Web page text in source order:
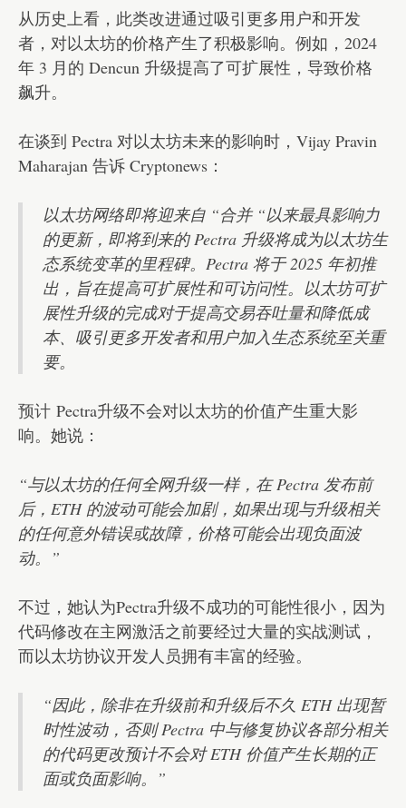
从历史上看，此类改进通过吸引更多用户和开发
者，对以太坊的价格产生了积极影响。例如，2024
年 3 月的 Dencun 升级提高了可扩展性，导致价格
飙升。
在谈到 Pectra 对以太坊未来的影响时，Vijay Pravin
Maharajan 告诉 Cryptonews：
以太坊网络即将迎来自 “合并 “以来最具影响力
的更新，即将到来的 Pectra 升级将成为以太坊生
态系统变革的里程碑。Pectra 将于 2025 年初推
出，旨在提高可扩展性和可访问性。以太坊可扩
展性升级的完成对于提高交易吞吐量和降低成
本、吸引更多开发者和用户加入生态系统至关重
要。
预计 Pectra升级不会对以太坊的价值产生重大影
响。她说：
“与以太坊的任何全网升级一样，在 Pectra 发布前
后，ETH 的波动可能会加剧，如果出现与升级相关
的任何意外错误或故障，价格可能会出现负面波
动。”
不过，她认为Pectra升级不成功的可能性很小，因为
代码修改在主网激活之前要经过大量的实战测试，
而以太坊协议开发人员拥有丰富的经验。
“因此，除非在升级前和升级后不久 ETH 出现暂
时性波动，否则 Pectra 中与修复协议各部分相关
的代码更改预计不会对 ETH 价值产生长期的正
面或负面影响。”